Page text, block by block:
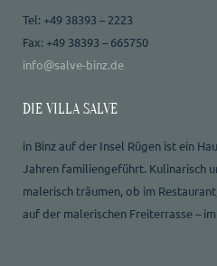
Tel: +49 38393 – 2223
Fax: +49 38393 – 665750
info@salve-binz.de
DIE VILLA SALVE
in Binz auf der Insel Rügen ist ein
Jahren familiengeführt. Kulinarisch
malerisch träumen, ob im
auf der malerischen Freiterrasse –